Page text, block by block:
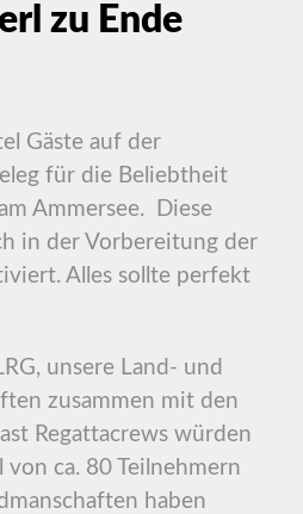
zu Ende
Gäste auf der
für die Beliebtheit
Ammersee. Diese
in der Vorbereitung der
Alles sollte perfekt
unsere Land- und
zusammen mit den
Regattacrews würden
ca. 80 Teilnehmern
haben